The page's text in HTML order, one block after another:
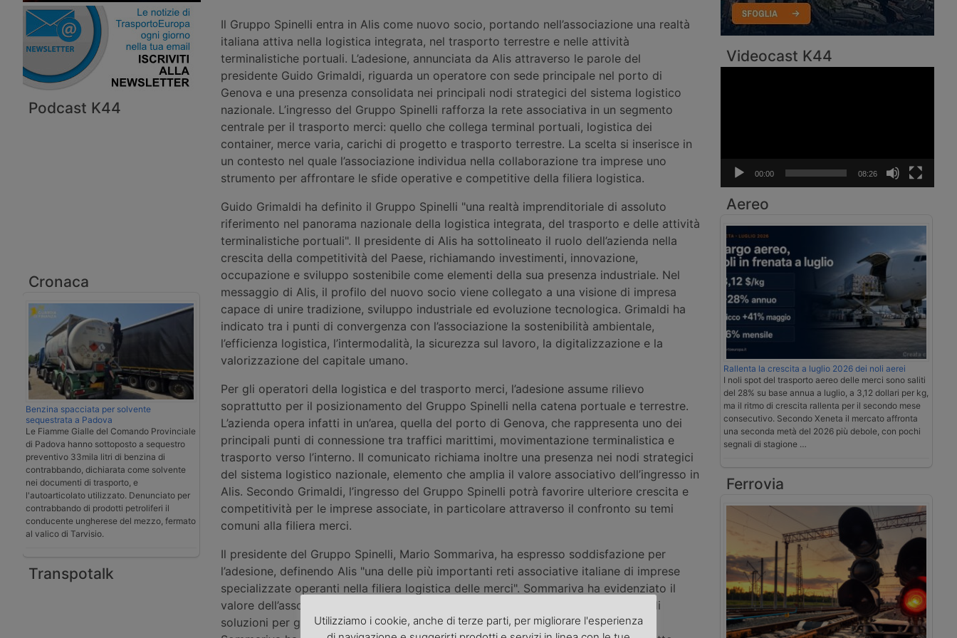
Podcast K44
Cronaca
Benzina spacciata per solvente
sequestrata a Padova
Le Fiamme Gialle del Comando Provinciale
di Padova hanno sottoposto a sequestro
preventivo 33mila litri di benzina di
contrabbando, dichiarata come solvente
nei documenti di trasporto, e
l'autoarticolato utilizzato. Denunciato per
contrabbando di prodotti petroliferi il
conducente ungherese del mezzo, fermato
al valico di Tarvisio.
Transpotalk
Il Gruppo Spinelli entra in Alis come nuovo socio, portando nell’associazione una realtà
italiana attiva nella logistica integrata, nel trasporto terrestre e nelle attività
terminalistiche portuali. L’adesione, annunciata da Alis attraverso le parole del
presidente Guido Grimaldi, riguarda un operatore con sede principale nel porto di
Genova e una presenza consolidata nei principali nodi strategici del sistema logistico
nazionale. L’ingresso del Gruppo Spinelli rafforza la rete associativa in un segmento
centrale per il trasporto merci: quello che collega terminal portuali, logistica dei
container, merce varia, carichi di progetto e trasporto terrestre. La scelta si inserisce in
un contesto nel quale l’associazione individua nella collaborazione tra imprese uno
strumento per affrontare le sfide operative e competitive della filiera logistica.
Guido Grimaldi ha definito il Gruppo Spinelli "una realtà imprenditoriale di assoluto
riferimento nel panorama nazionale della logistica integrata, del trasporto e delle attività
terminalistiche portuali". Il presidente di Alis ha sottolineato il ruolo dell’azienda nella
crescita della competitività del Paese, richiamando investimenti, innovazione,
occupazione e sviluppo sostenibile come elementi della sua presenza industriale. Nel
messaggio di Alis, il profilo del nuovo socio viene collegato a una visione di impresa
capace di unire tradizione, sviluppo industriale ed evoluzione tecnologica. Grimaldi ha
indicato tra i punti di convergenza con l’associazione la sostenibilità ambientale,
l’efficienza logistica, l’intermodalità, la sicurezza sul lavoro, la digitalizzazione e la
valorizzazione del capitale umano.
Per gli operatori della logistica e del trasporto merci, l’adesione assume rilievo
soprattutto per il posizionamento del Gruppo Spinelli nella catena portuale e terrestre.
L’azienda opera infatti in un’area, quella del porto di Genova, che rappresenta uno dei
principali punti di connessione tra traffici marittimi, movimentazione terminalistica e
trasporto verso l’interno. Il comunicato richiama inoltre una presenza nei nodi strategici
del sistema logistico nazionale, elemento che amplia il valore associativo dell’ingresso in
Alis. Secondo Grimaldi, l’ingresso del Gruppo Spinelli potrà favorire ulteriore crescita e
competitività per le imprese associate, in particolare attraverso il confronto su temi
comuni alla filiera merci.
Il presidente del Gruppo Spinelli, Mario Sommariva, ha espresso soddisfazione per
l’adesione, definendo Alis "una delle più importanti reti associative italiane di imprese
specializzate operanti nella filiera logistica delle merci". Sommariva ha evidenziato il
valore dell’associazione come luogo di confronto, proposta e ricerca condivisa di
soluzioni per gli operatori della logistica portuale e terrestre. Nel suo intervento,
Videocast K44
00:00 08:26
Aereo
Rallenta la crescita a luglio 2026 dei noli aerei
I noli spot del trasporto aereo delle merci sono saliti
del 28% su base annua a luglio, a 3,12 dollari per kg,
ma il ritmo di crescita rallenta per il secondo mese
consecutivo. Secondo Xeneta il mercato affronta
una seconda metà del 2026 più debole, con pochi
segnali di stagione …
Ferrovia
Utilizziamo i cookie, anche di terze parti, per migliorare l'esperienza